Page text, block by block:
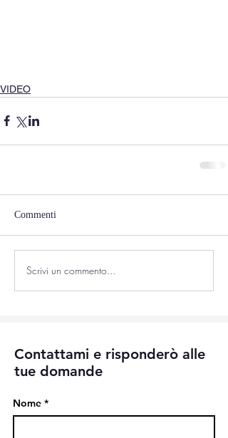
VIDEO
Commenti
Scrivi un commento...
Contattami e risponderò alle
tue domande
Nome *